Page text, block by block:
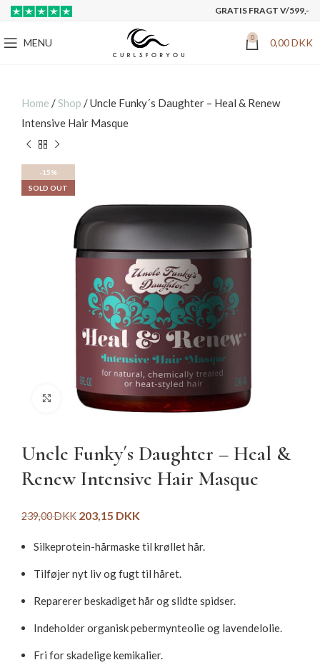
GRATIS FRAGT V/599,-
MENU 0 0,00DKK
Home /Shop /Uncle Funky´s Daughter – Heal & Renew
Intensive Hair Masque
-15%
SOLD OUT
Click to enlarge
Uncle Funky´s Daughter – Heal &
Renew Intensive Hair Masque
239,00DKK 203,15 DKK
Silkeprotein-hårmaske til krøllet hår.
Tilføjer nyt liv og fugt til håret.
Reparerer beskadiget hår og slidte spidser.
Indeholder organisk pebermynteolie og lavendelolie.
Fri for skadelige kemikalier.